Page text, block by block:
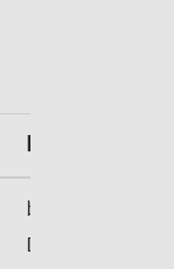
bgetem.de -
Die BG